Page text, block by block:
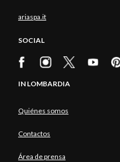
ariaspa.it
SOCIAL
IN LOMBARDIA
Quiénes somos
Contactos
Área de prensa